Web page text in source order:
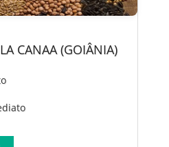
CANAA (GOIÂNIA)